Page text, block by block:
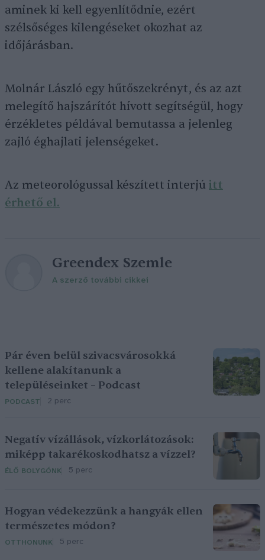
aminek ki kell egyenlítődnie, ezért
szélsőséges kilengéseket okozhat az
időjárásban.
Molnár László egy hűtőszekrényt, és az azt
melegítő hajszárítót hívott segítségül, hogy
érzékletes példával bemutassa a jelenleg
zajló éghajlati jelenségeket.
Az meteorológussal készített interjú itt
érhető el.
Greendex Szemle
A szerző további cikkei
Pár éven belül szivacsvárosokká
kellene alakítanunk a
településeinket – Podcast
PODCAST 2 perc
Negatív vízállások, vízkorlátozások:
miképp takarékoskodhatsz a vízzel?
ÉLŐ BOLYGÓNK 5 perc
Hogyan védekezzünk a hangyák ellen
természetes módon?
OTTHONUNK 5 perc